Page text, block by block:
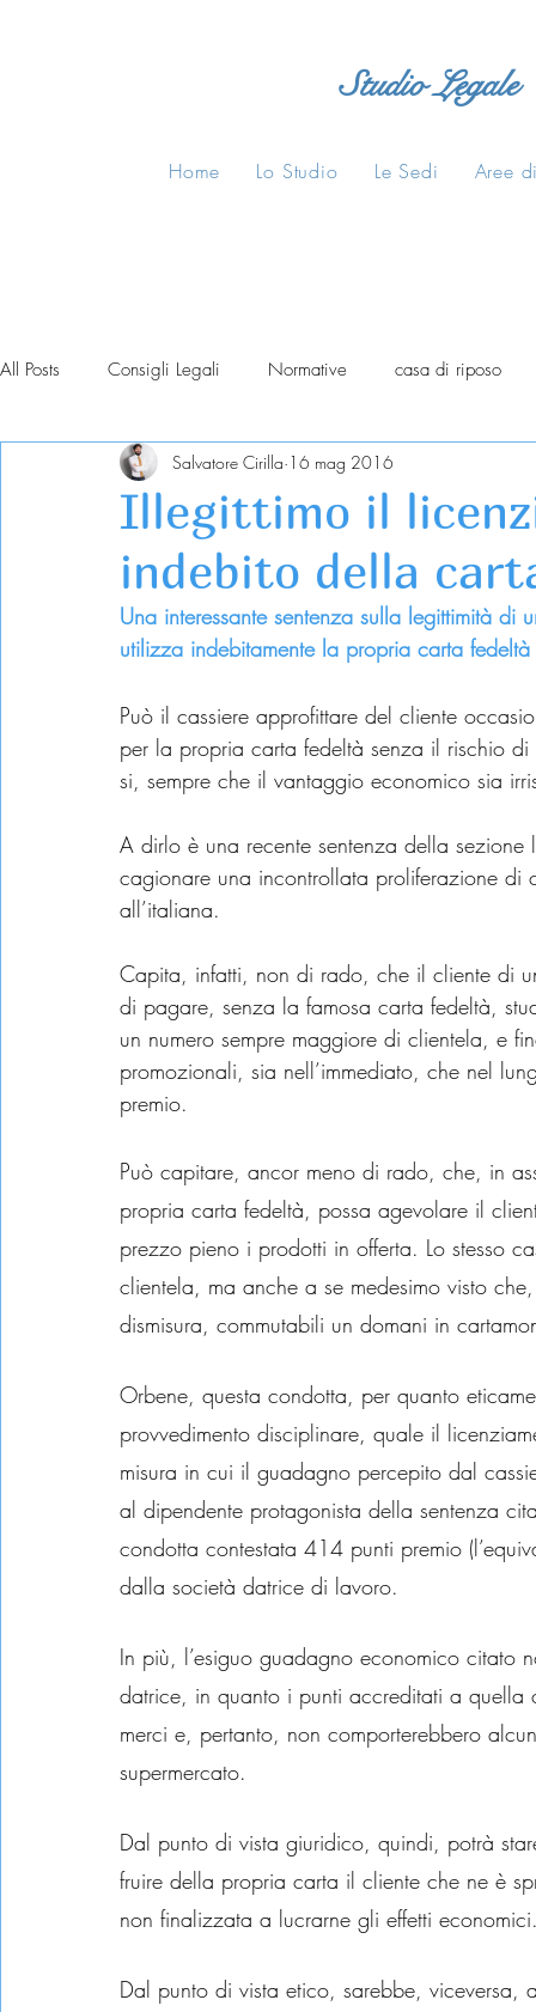
Studio Legale
Home Lo Studio Le Sedi Aree
All Posts Consigli Legali Normative casa di riposo
Illegittimo il
indebito della
Salvatore Cirilla 16 mag 2016
Una interessante sentenza sulla legittimità
utilizza indebitamente la propria carta
Può il cassiere approfittare del cliente
per la propria carta fedeltà senza il rischio
si, sempre che il vantaggio economico sia
A dirlo è una recente sentenza della
cagionare una incontrollata proliferazione
all’italiana.
Capita, infatti, non di rado, che il cliente di
di pagare, senza la famosa carta fedeltà,
un numero sempre maggiore di clientela, e
promozionali, sia nell’immediato, che nel
premio.
Può capitare, ancor meno di rado, che, in
propria carta fedeltà, possa agevolare il
prezzo pieno i prodotti in offerta. Lo stesso
clientela, ma anche a se medesimo visto
dismisura, commutabili un domani in
Orbene, questa condotta, per quanto
provvedimento disciplinare, quale il
misura in cui il guadagno percepito dal
al dipendente protagonista della sentenza
condotta contestata 414 punti premio
dalla società datrice di lavoro.
In più, l’esiguo guadagno economico citato
datrice, in quanto i punti accreditati a quella
merci e, pertanto, non comporterebbero
supermercato.
Dal punto di vista giuridico, quindi, potrà
fruire della propria carta il cliente che ne è
non finalizzata a lucrarne gli effetti
Dal punto di vista etico, sarebbe, viceversa,